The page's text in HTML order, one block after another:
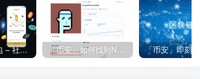
币安Web3钱包 – 社区常见问题答疑 「币安」如何找到NFT合约地址？